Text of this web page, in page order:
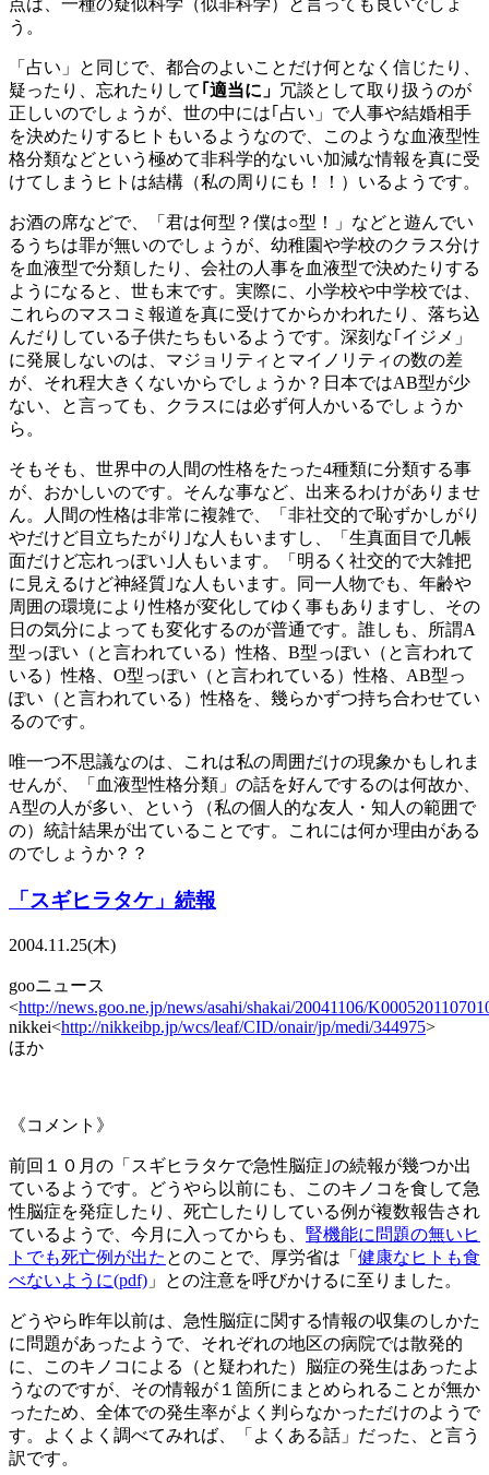
点は、一種の疑似科学（似非科学）と言っても良いでしょ
う。
「占い」と同じで、都合のよいことだけ何となく信じたり、
疑ったり、忘れたりして ｢適当に」 冗談として取り扱うのが
正しいのでしょうが、世の中には｢占い」で人事や結婚相手
を決めたりするヒトもいるようなので、このような血液型性
格分類などという極めて非科学的ないい加減な情報を真に受
けてしまうヒトは結構（私の周りにも！！）いるようです。
お酒の席などで、「君は何型？僕は○型！」などと遊んでい
るうちは罪が無いのでしょうが、幼稚園や学校のクラス分け
を血液型で分類したり、会社の人事を血液型で決めたりする
ようになると、世も末です。実際に、小学校や中学校では、
これらのマスコミ報道を真に受けてからかわれたり、落ち込
んだりしている子供たちもいるようです。深刻な｢イジメ」
に発展しないのは、マジョリティとマイノリティの数の差
が、それ程大きくないからでしょうか？日本ではAB型が少
ない、と言っても、クラスには必ず何人かいるでしょうか
ら。
そもそも、世界中の人間の性格をたった4種類に分類する事
が、おかしいのです。そんな事など、出来るわけがありませ
ん。人間の性格は非常に複雑で、「非社交的で恥ずかしがり
やだけど目立ちたがり｣な人もいますし、「生真面目で几帳
面だけど忘れっぽい｣人もいます。「明るく社交的で大雑把
に見えるけど神経質｣な人もいます。同一人物でも、年齢や
周囲の環境により性格が変化してゆく事もありますし、その
日の気分によっても変化するのが普通です。誰しも、所謂A
型っぽい（と言われている）性格、B型っぽい（と言われて
いる）性格、O型っぽい（と言われている）性格、AB型っ
ぽい（と言われている）性格を、幾らかずつ持ち合わせてい
るのです。
唯一つ不思議なのは、これは私の周囲だけの現象かもしれま
せんが、「血液型性格分類」の話を好んでするのは何故か、
A型の人が多い、という（私の個人的な友人・知人の範囲で
の）統計結果が出ていることです。これには何か理由がある
のでしょうか？？
「スギヒラタケ」続報
2004.11.25(木)
gooニュース
<http://news.goo.ne.jp/news/asahi/shakai/20041106/
nikkei<http://nikkeibp.jp/wcs/leaf/CID/onair/jp/medi/344975>
ほか
《コメント》
前回１０月の「スギヒラタケで急性脳症｣の続報が幾つか出
ているようです。どうやら以前にも、このキノコを食して急
性脳症を発症したり、死亡したりしている例が複数報告され
ているようで、今月に入ってからも、 腎機能に問題の無いヒ
トでも死亡例が出た とのことで、厚労省は「 健康なヒトも食
べないように(pdf) 」との注意を呼びかけるに至りました。
どうやら昨年以前は、急性脳症に関する情報の収集のしかた
に問題があったようで、それぞれの地区の病院では散発的
に、このキノコによる（と疑われた）脳症の発生はあったよ
うなのですが、その情報が１箇所にまとめられることが無か
ったため、全体での発生率がよく判らなかっただけのようで
す。よくよく調べてみれば、「よくある話」だった、と言う
訳です。